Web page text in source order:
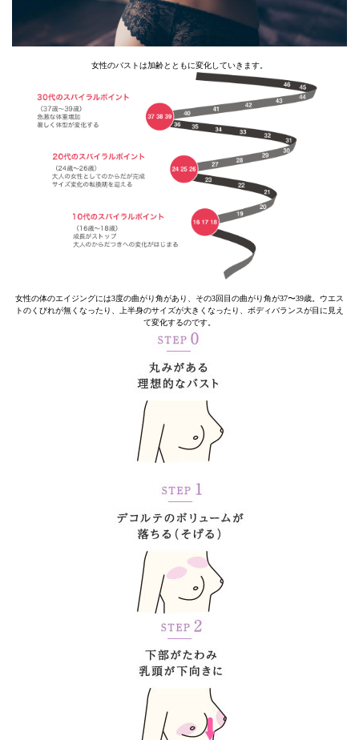
女性のバストは加齢とともに変化していきます。
女性の体のエイジングには3度の曲がり角があり、その3回目の曲がり角が37〜39歳。ウエス
トのくびれが無くなったり、上半身のサイズが大きくなったり、ボディバランスが目に見え
て変化するのです。